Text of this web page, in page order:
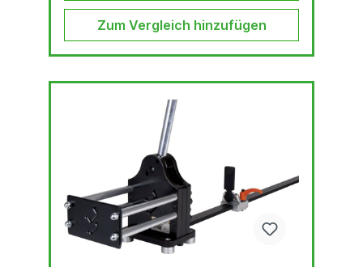
Zum Vergleich hinzufügen